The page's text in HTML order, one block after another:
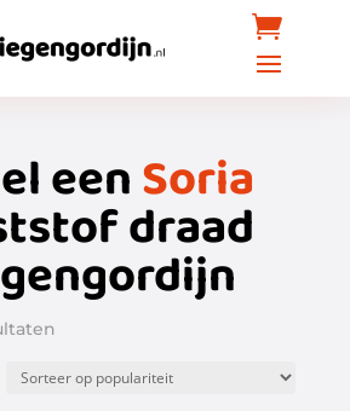
eenSoria
draad
Gesorteerd
populariteit